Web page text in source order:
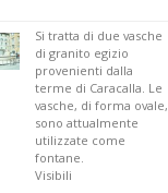
Si tratta di due vasche
di granito egizio
provenienti dalla
terme di Caracalla. Le
vasche, di forma ovale,
sono attualmente
utilizzate come
fontane.
Visibili